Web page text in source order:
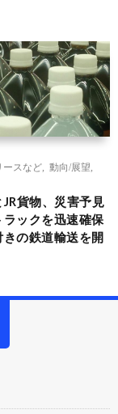
ースなど
動向/展望
貨物、災害予見
ックを迅速確保
の鉄道輸送を開